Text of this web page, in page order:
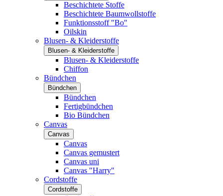
Beschichtete Stoffe
Beschichtete Baumwollstoffe
Funktionsstoff "Bo"
Oilskin
Blusen- & Kleiderstoffe
Blusen- & Kleiderstoffe
Blusen- & Kleiderstoffe
Chiffon
Bündchen
Bündchen
Bündchen
Fertigbündchen
Bio Bündchen
Canvas
Canvas
Canvas
Canvas gemustert
Canvas uni
Canvas "Harry"
Cordstoffe
Cordstoffe